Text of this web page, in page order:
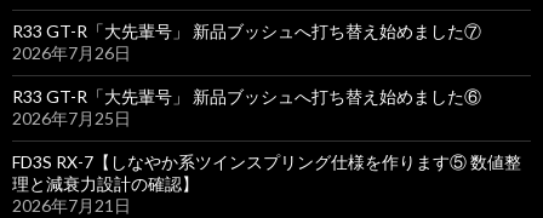
R33 GT-R「大先輩号」 新品ブッシュへ打ち替え始めました⑦
2026年7月26日
R33 GT-R「大先輩号」 新品ブッシュへ打ち替え始めました⑥
2026年7月25日
FD3S RX-7【しなやか系ツインスプリング仕様を作ります⑤ 数値整
理と減衰力設計の確認】
2026年7月21日